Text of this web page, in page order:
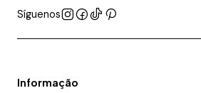
Síguenos
Informação